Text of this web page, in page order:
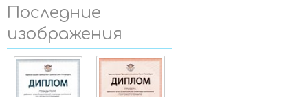
Последние
изображения